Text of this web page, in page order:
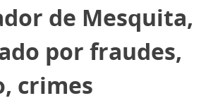
de Mesquita,
por fraudes,
crimes